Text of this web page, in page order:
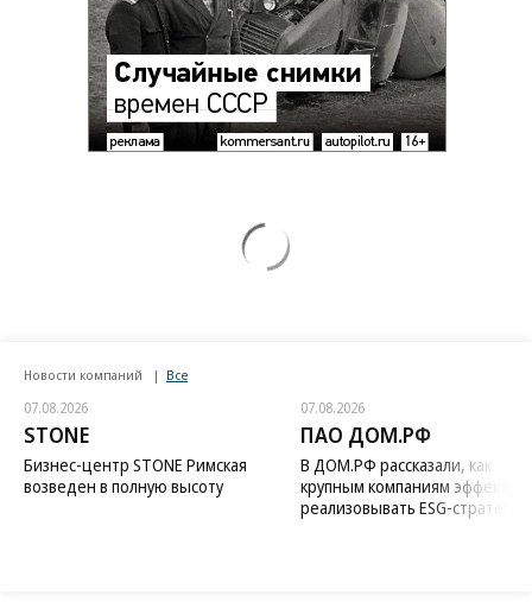
Новости компаний Все
07.08.2026
STONE
Бизнес-центр STONE Римская
возведен в полную высоту
07.08.2026
ПАО ДОМ.РФ
В ДОМ.РФ рассказали, как
крупным компаниям
реализовывать ESG-стратегию